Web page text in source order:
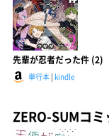
先輩が忍者だった件 (2)
単行本 | kindle
ZERO-SUMコミ